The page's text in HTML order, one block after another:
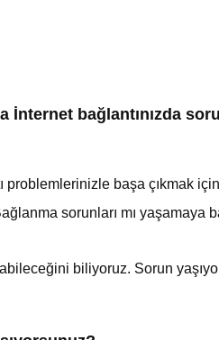
İnternet bağlantınızda
problemlerinizle başa çıkmak
sorunları mı yaşamaya
biliyoruz. Sorun